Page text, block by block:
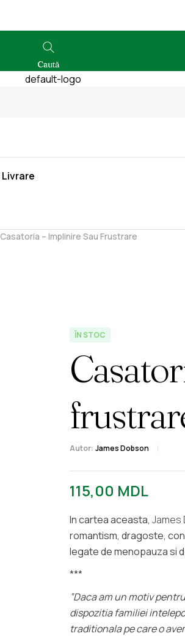
Caută
Livrare
Casatoria – Implinire Sau Frustrare
ÎN STOC
Autor: James Dobson
115,00 MDL
In cartea aceasta, James
romantism, dragoste,
legate de menopauza si
***
”Daca am un motiv
dispozitia familiei
traditionala pe care o